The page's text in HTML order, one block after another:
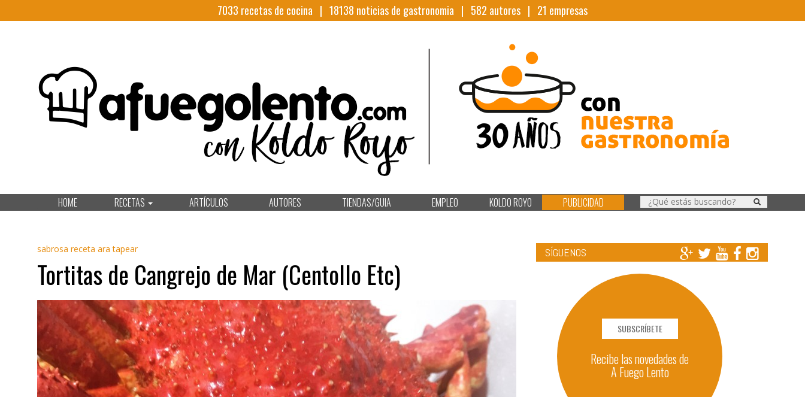
7033 recetas de cocina | 18138 noticias de gastronomia | 582 autores | 21 empresas
HOME RECETAS ARTÍCULOS AUTORES TIENDAS/GUIA EMPLEO KOLDO ROYO PUBLICIDAD
sabrosa receta ara tapear
Tortitas de Cangrejo de Mar (Centollo Etc)
SÍGUENOS
SUBSCRÍBETE
Recibe las novedades de
A Fuego Lento